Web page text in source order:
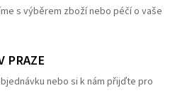
s výběrem zboží nebo péčí o vaše
PRAZE
nebo si k nám přijďte pro